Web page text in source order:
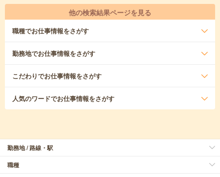
他の検索結果ページを見る
職種でお仕事情報をさがす
勤務地でお仕事情報をさがす
こだわりでお仕事情報をさがす
人気のワードでお仕事情報をさがす
勤務地 / 路線・駅
職種